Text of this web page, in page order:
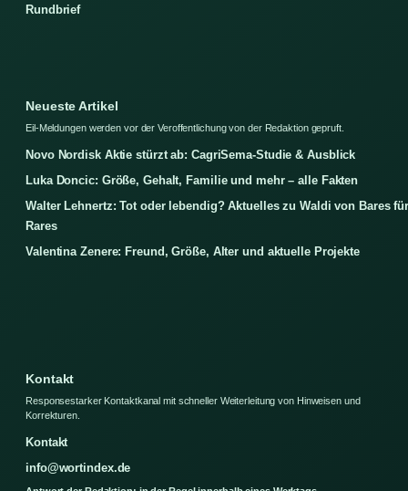
Rundbrief
Neueste Artikel
Eil-Meldungen werden vor der Veroffentlichung von der Redaktion gepruft.
Novo Nordisk Aktie stürzt ab: CagriSema-Studie & Ausblick
Luka Doncic: Größe, Gehalt, Familie und mehr – alle Fakten
Walter Lehnertz: Tot oder lebendig? Aktuelles zu Waldi von Bares
Rares
Valentina Zenere: Freund, Größe, Alter und aktuelle Projekte
Kontakt
Responsestarker Kontaktkanal mit schneller Weiterleitung von Hinweisen und
Korrekturen.
Kontakt
info@wortindex.de